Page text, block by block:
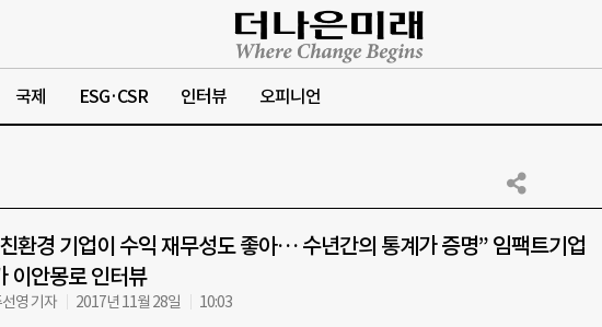
국제 ESG·CSR 인터뷰 오피니언
환경 기업이 수익 재무성도 좋아… 수년간의 통계가 증명” 임팩트기업
이안몽로 인터뷰
영 기자 2017년 11월 28일 10:03